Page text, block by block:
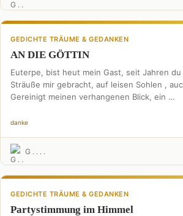
GEDICHTE TRÄUME & GEDANKEN
AN DIE GÖTTIN
Euterpe, bist heut mein Gast, seit Jahren
Sträuße mir gebracht, auf leisen Sohlen ,
Gereinigt meinen verhangenen Blick, ein …
danke
G . . . .
GEDICHTE TRÄUME & GEDANKEN
Partystimmung im Himmel